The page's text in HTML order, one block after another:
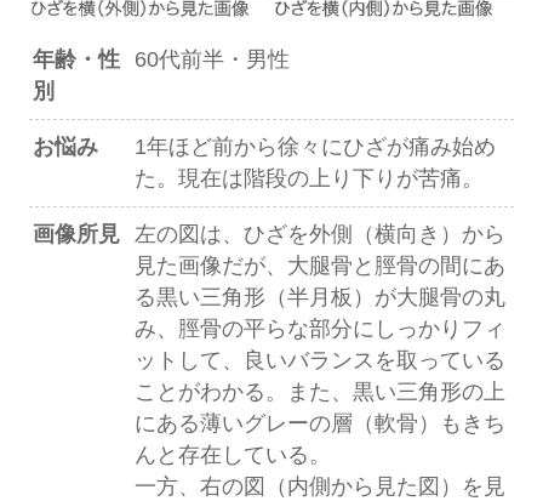
年齢・性
別
60代前半・男性
お悩み
1年ほど前から徐々にひざが痛み始め
た。現在は階段の上り下りが苦痛。
画像所見 左の図は、ひざを外側（横向き）から
見た画像だが、大腿骨と脛骨の間にあ
る黒い三角形（半月板）が大腿骨の丸
み、脛骨の平らな部分にしっかりフィ
ットして、良いバランスを取っている
ことがわかる。また、黒い三角形の上
にある薄いグレーの層（軟骨）もきち
んと存在している。
一方、右の図（内側から見た図）を見